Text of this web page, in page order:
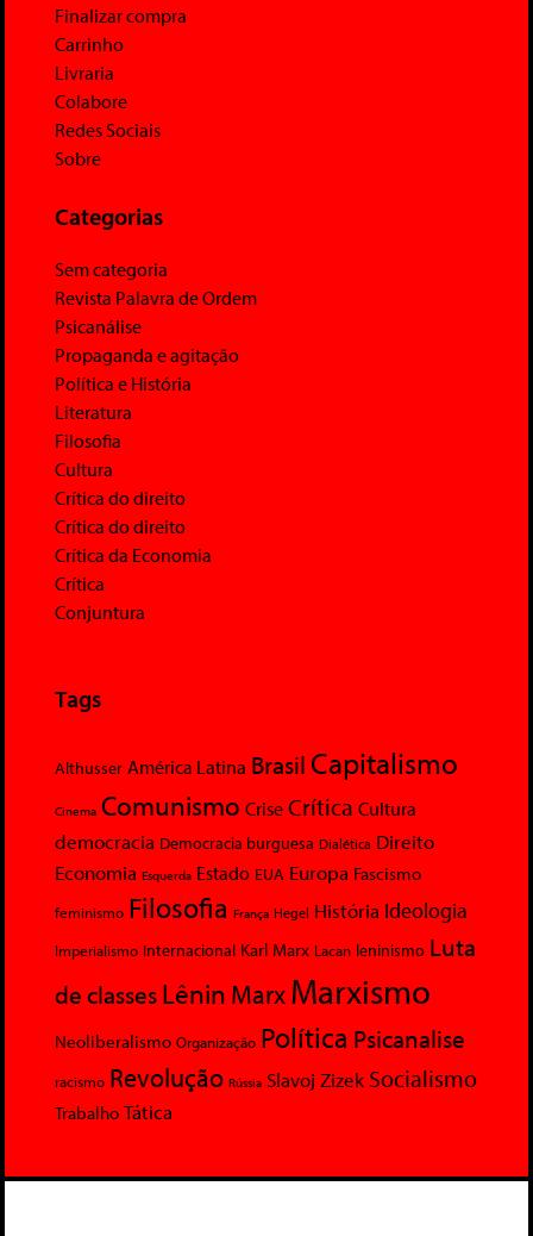
Finalizar compra
Carrinho
Livraria
Colabore
Redes Sociais
Sobre
Categorias
Sem categoria
Revista Palavra de Ordem
Psicanálise
Propaganda e agitação
Política e História
Literatura
Filosofia
Cultura
Crítica do direito
Crítica do direito
Crítica da Economia
Crítica
Conjuntura
Tags
Althusser América Latina Brasil Capitalismo
Cinema Comunismo Crise Crítica Cultura
democracia Democracia burguesa Dialética Direito
Economia Esquerda Estado EUA Europa Fascismo
feminismo Filosofia França Hegel História Ideologia
Imperialismo Internacional Karl Marx Lacan leninismo Luta
de classesLênin MarxMarxismo
Neoliberalismo Organização Política Psicanalise
racismo Revolução Rússia Slavoj Zizek Socialismo
Trabalho Tática